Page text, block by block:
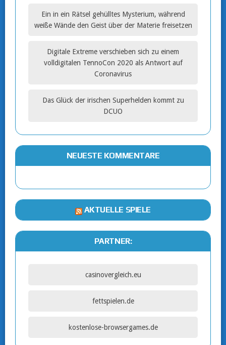
Ein in ein Rätsel gehülltes Mysterium, während
weiße Wände den Geist über der Materie freisetzen
Digitale Extreme verschieben sich zu einem
volldigitalen TennoCon 2020 als Antwort auf
Coronavirus
Das Glück der irischen Superhelden kommt zu
DCUO
NEUESTE KOMMENTARE
AKTUELLE SPIELE
PARTNER:
casinovergleich.eu
fettspielen.de
kostenlose-browsergames.de